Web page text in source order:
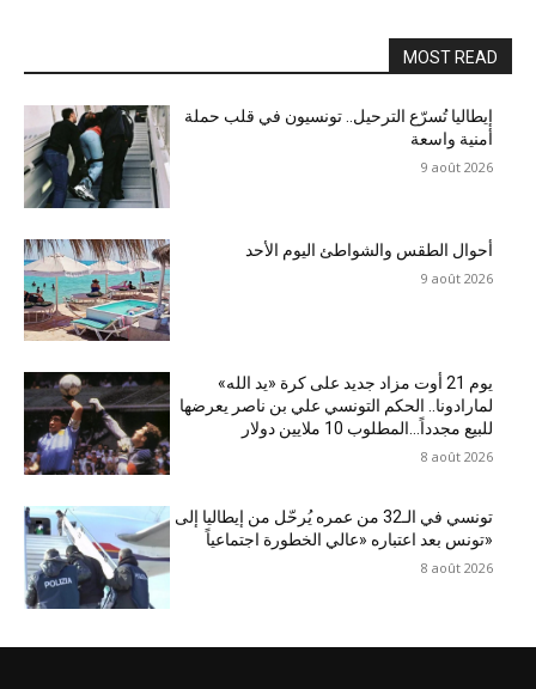
MOST READ
إيطاليا تُسرّع الترحيل.. تونسيون في قلب حملة
أمنية واسعة
9 août 2026
أحوال الطقس والشواطئ اليوم الأحد
9 août 2026
يوم 21 أوت مزاد جديد على كرة «يد الله»
لمارادونا.. الحكم التونسي علي بن ناصر يعرضها
للبيع مجدداً…المطلوب 10 ملايين دولار
8 août 2026
تونسي في الـ32 من عمره يُرحّل من إيطاليا إلى
تونس بعد اعتباره «عالي الخطورة اجتماعياً»
8 août 2026